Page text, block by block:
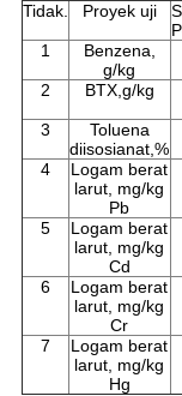
Tidak.
Proyek uji
1
Benzena,
g/kg
2
BTX,g/kg
3
Toluena
diisosianat,%
4
Logam berat
larut, mg/kg
Pb
5
Logam berat
larut, mg/kg
Cd
6
Logam berat
larut, mg/kg
Cr
7
Logam berat
larut, mg/kg
Hg